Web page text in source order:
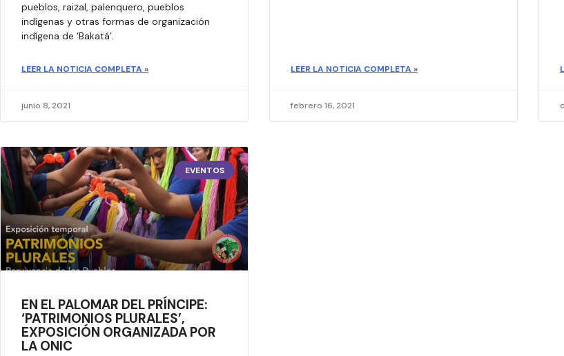
pueblos, raizal, palenquero, pueblos
indígenas y otras formas de organización
indígena de ‘Bakatá’.
LEER LA NOTICIA COMPLETA »
junio 8, 2021
LEER LA NOTICIA COMPLETA »
febrero 16, 2021
EVENTOS
EN EL PALOMAR DEL PRÍNCIPE:
‘PATRIMONIOS PLURALES’,
EXPOSICIÓN ORGANIZADA POR
LA ONIC